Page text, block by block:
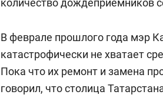
количество дождеприемников
В феврале прошлого года мэр
катастрофически не хватает
Пока что их ремонт и замена
говорил, что столица